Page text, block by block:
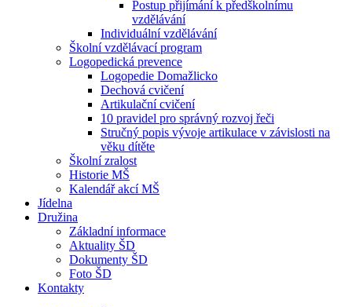
Postup přijímání k předškolnímu
vzdělávání
Individuální vzdělávání
Školní vzdělávací program
Logopedická prevence
Logopedie Domažlicko
Dechová cvičení
Artikulační cvičení
10 pravidel pro správný rozvoj řeči
Stručný popis vývoje artikulace v závislosti na
věku dítěte
Školní zralost
Historie MŠ
Kalendář akcí MŠ
Jídelna
Družina
Základní informace
Aktuality ŠD
Dokumenty ŠD
Foto ŠD
Kontakty